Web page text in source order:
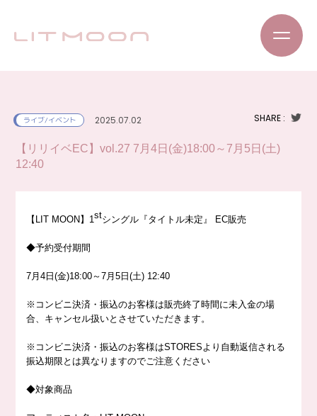
ライブ/イベント 2025.07.02 SHARE :
【リリイベEC】vol.27 7月4日(金)18:00～7月5日(土)
12:40
【 LIT MOON 】 1stシングル『タイトル未定』 EC販売
◆予約受付期間
7月4 日(金)18:00～7月5 日(土) 12:40
※ コンビニ決済・振込のお客様は販売終了時間に未入金の場
合、キャンセル扱いとさせていただきます。
※ コンビニ決済・振込のお客様はSTORESより自動返信される
振込期限とは異なりますのでご注意ください
◆対象商品